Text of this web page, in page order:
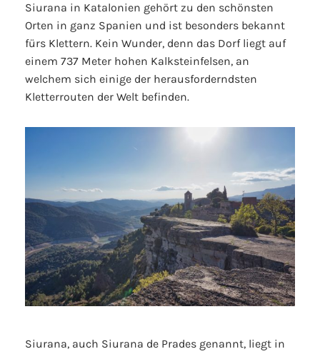
Siurana in Katalonien gehört zu den schönsten
Orten in ganz Spanien und ist besonders bekannt
fürs Klettern. Kein Wunder, denn das Dorf liegt auf
einem 737 Meter hohen Kalksteinfelsen, an
welchem sich einige der herausforderndsten
Kletterrouten der Welt befinden.
Siurana, auch Siurana de Prades genannt, liegt in